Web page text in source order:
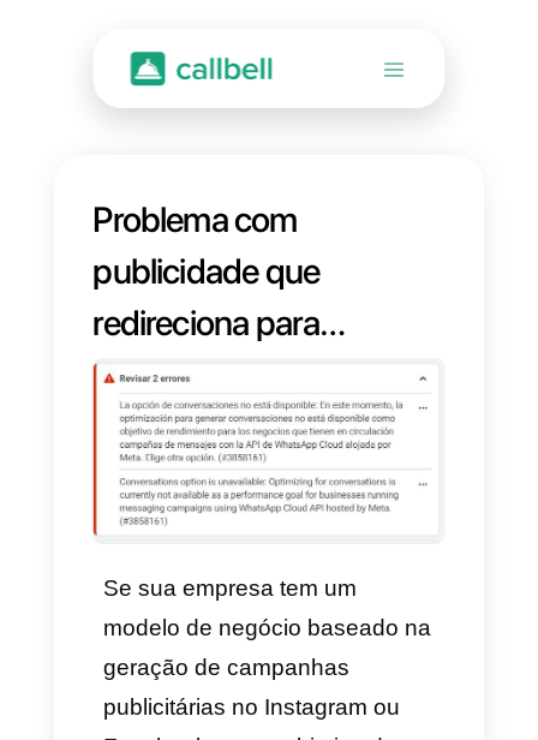
Problema com
publicidade que
redireciona para
WhatsApp API
Cloud [Resolvido
✅]
Se sua empresa tem um